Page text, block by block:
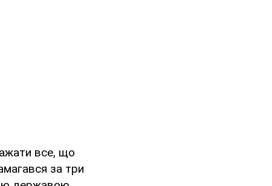
все, що
за три